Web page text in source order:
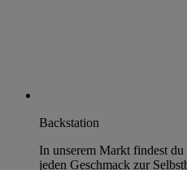
Backstation
In unserem Markt findest
jeden Geschmack zur